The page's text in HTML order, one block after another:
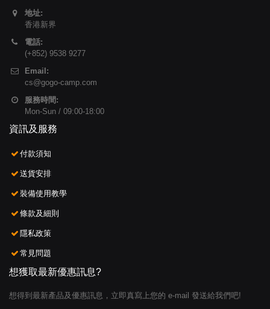
地址:
香港新界
電話:
(+852) 9538 9277
Email:
cs@gogo-camp.com
服務時間:
Mon-Sun / 09:00-18:00
資訊及服務
付款須知
送貨安排
裝備使用教學
條款及細則
隱私政策
常見問題
想獲取最新優惠訊息?
想得到最新產品及優惠訊息，立即真寫上您的 e-mail 發送給我們吧!